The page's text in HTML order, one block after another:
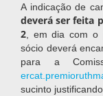
A indicação de
deverá ser feita
2 , em dia com o
sócio deverá
para a
sucinto